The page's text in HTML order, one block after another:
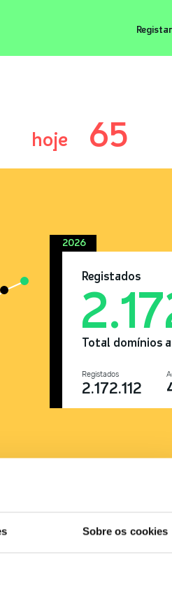
Sobre os cookies
hoje 65
2026
Registados
Total domínios
Registados
2.172.112